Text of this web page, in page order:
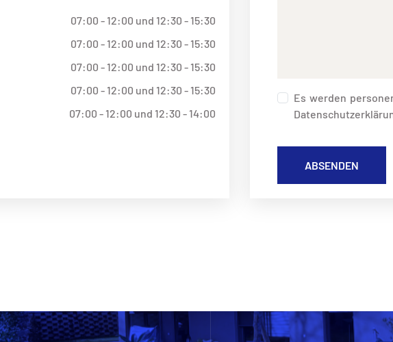
07:00 - 12:00 und 12:30 - 15:30
07:00 - 12:00 und 12:30 - 15:30
07:00 - 12:00 und 12:30 - 15:30
07:00 - 12:00 und 12:30 - 15:30
07:00 - 12:00 und 12:30 - 14:00
Es werden
ABSENDEN